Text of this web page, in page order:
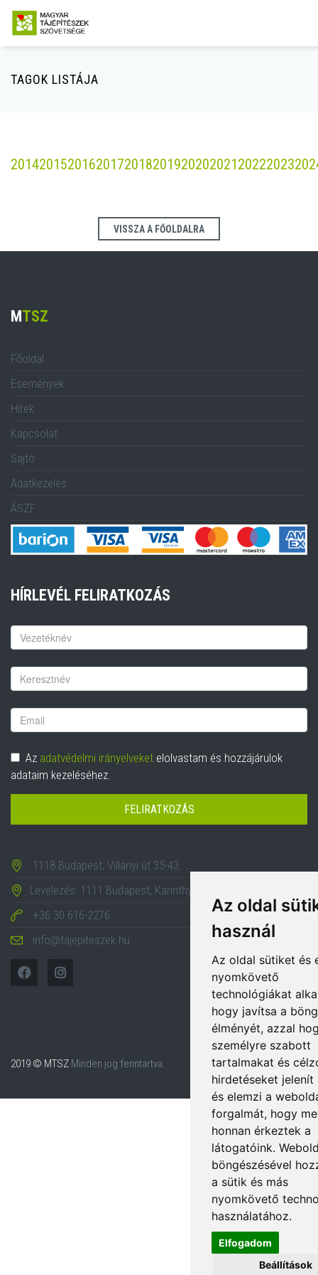
Az oldal
használ
Az oldal sütiket és
nyomkövető
technológiákat
hogy javítsa a
élményét, azzal
személyre szabott
tartalmakat és
hirdetéseket jelenít
és elemzi a
forgalmát, hogy
honnan érkeztek a
látogatóink.
böngészésével
a sütik és más
nyomkövető
használatához.
Elfogadom
Beállítások
TAGOK LISTÁJA
2014201520162017201820192020202120222023
VISSZA A FŐOLDALRA
MTSZ
Főoldal
Események
Hírek
Kapcsolat
Sajtó
Adatkezelés
ÁSZF
HÍRLEVÉL FELIRATKOZÁS
Keresztnév
Vezetéknév
Email
cím
Adatvédelem
Az adatvédelmi irányelveket elolvastam és hozzájárulok
adataim kezeléséhez.
FELIRATKOZÁS
1118 Budapest, Villányi út 35-43.
Levelezés: 1111 Budapest, Karinthy Frigyes út 24.
+36 30 616-2276
info@tajepiteszek.hu
2019 © MTSZ Minden jog fenntartva.